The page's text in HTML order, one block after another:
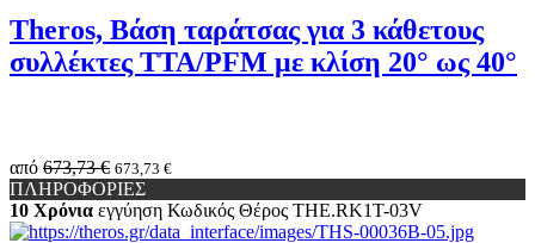
Theros, Βάση ταράτσας για 3 κάθετους
συλλέκτες TTA/PFM με κλίση 20° ως 40°
από 673,73 € 673,73 €
ΠΛΗΡΟΦΟΡΙΕΣ
10 Χρόνια εγγύηση Κωδικός Θέρος THE.RK1Τ-03V